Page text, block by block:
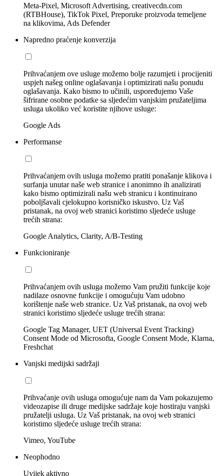
Meta-Pixel, Microsoft Advertising, creativecdn.com
(RTBHouse), TikTok Pixel, Preporuke proizvoda temeljene
na klikovima, Ads Defender
Napredno praćenje konverzija
Prihvaćanjem ove usluge možemo bolje razumjeti i procijeniti
uspjeh našeg online oglašavanja i optimizirati našu ponudu
oglašavanja. Kako bismo to učinili, uspoređujemo Vaše
šifrirane osobne podatke sa sljedećim vanjskim pružateljima
usluga ukoliko već koristite njihove usluge:
Google Ads
Performanse
Prihvaćanjem ovih usluga možemo pratiti ponašanje klikova i
surfanja unutar naše web stranice i anonimno ih analizirati
kako bismo optimizirali našu web stranicu i kontinuirano
poboljšavali cjelokupno korisničko iskustvo. Uz Vaš
pristanak, na ovoj web stranici koristimo sljedeće usluge
trećih strana:
Google Analytics, Clarity, A/B-Testing
Funkcioniranje
Prihvaćanjem ovih usluga možemo Vam pružiti funkcije koje
nadilaze osnovne funkcije i omogućuju Vam udobno
korištenje naše web stranice. Uz Vaš pristanak, na ovoj web
stranici koristimo sljedeće usluge trećih strana:
Google Tag Manager, UET (Universal Event Tracking)
Consent Mode od Microsofta, Google Consent Mode, Klarna,
Freshchat
Vanjski medijski sadržaji
Prihvaćanje ovih usluga omogućuje nam da Vam pokazujemo
videozapise ili druge medijske sadržaje koje hostiraju vanjski
pružatelji usluga. Uz Vaš pristanak, na ovoj web stranici
koristimo sljedeće usluge trećih strana:
Vimeo, YouTube
Neophodno
Uvijek aktivno